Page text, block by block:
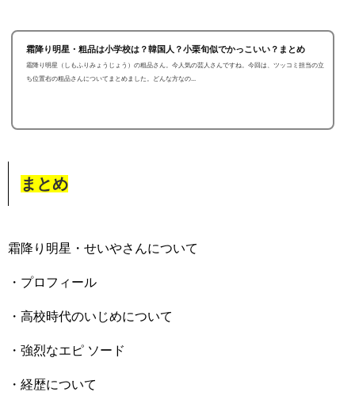
霜降り明星・粗品は小学校は？韓国人？小栗旬似でかっこいい？まとめ
霜降り明星（しもふりみょうじょう）の粗品さん。今人気の芸人さんですね。今回は、ツッコミ担当の立
ち位置右の粗品さんについてまとめました。どんな方なの...
まとめ
霜降り明星・せいやさんについて
・プロフィール
・高校時代のいじめについて
・強烈なエピ ソード
・経歴について